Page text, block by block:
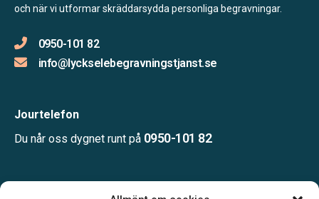
och när vi utformar skräddarsydda personliga begravningar.
0950-101 82
info@lyckselebegravningstjanst.se
Jourtelefon
Du når oss dygnet runt på 0950-101 82